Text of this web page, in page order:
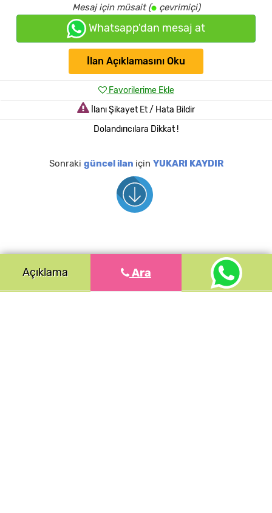
Mesaj için müsait ( çevrimiçi)
Whatsapp'dan mesaj at
İlan Açıklamasını Oku
Favorilerime Ekle
İlanı Şikayet Et / Hata Bildir
Dolandırıcılara Dikkat !
Açıklama Ara
Sonraki güncel ilan için YUKARI KAYDIR